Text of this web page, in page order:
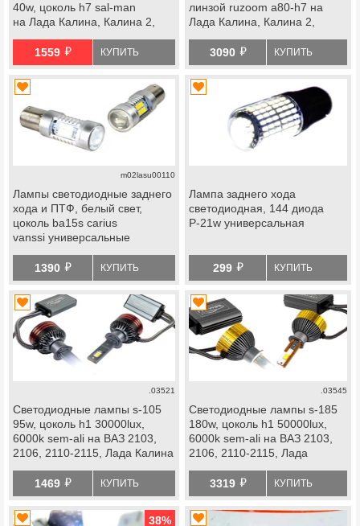
40w, цоколь h7 sal-man
на Лада Калина, Калина 2,
Шевроле Нива
1559 й КУПИТЬ
линзой ruzoom a80-h7 на
Лада Калина, Калина 2,
Шевроле Нива
3090 й КУПИТЬ
m02lasu00110
Лампы светодиодные заднего
хода и ПТФ, белый свет,
цоколь ba15s carius
vanssi универсальные
1390 й КУПИТЬ
Лампа заднего хода
светодиодная, 144 диода
Р-21w универсальная
299 й КУПИТЬ
.03521
Светодиодные лампы s-105
95w, цоколь h1 30000lux,
6000k sem-ali на ВАЗ 2103,
2106, 2110-2115, Лада Калина
Нива Тревел, Шевроле Нива
1469 й КУПИТЬ
.03545
Светодиодные лампы s-185
180w, цоколь h1 50000lux,
6000k sem-ali на ВАЗ 2103,
2106, 2110-2115, Лада
Икс Рей, Нива
Тревел, Шевроле Нива
3319 й КУПИТЬ
38%